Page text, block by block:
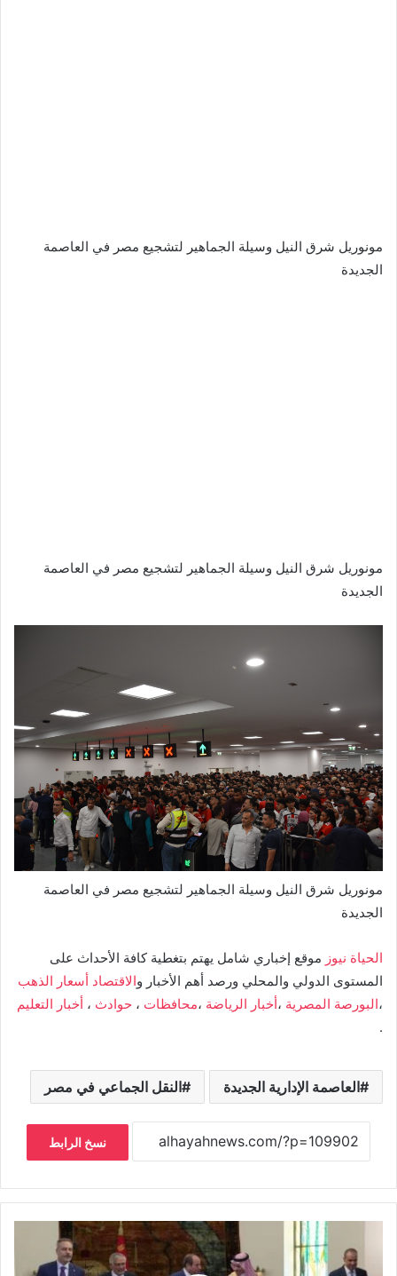
مونوريل شرق النيل وسيلة الجماهير لتشجيع مصر في العاصمة
الجديدة
مونوريل شرق النيل وسيلة الجماهير لتشجيع مصر في العاصمة
الجديدة
مونوريل شرق النيل وسيلة الجماهير لتشجيع مصر في العاصمة
الجديدة
الحياة نيوز موقع إخباري شامل يهتم بتغطية كافة الأحداث على
المستوى الدولي والمحلي ورصد أهم الأخبار والاقتصاد أسعار الذهب
،البورصة المصرية ،أخبار الرياضة ،محافظات ، حوادث ، أخبار التعليم
.
العاصمة الإدارية الجديدة النقل الجماعي في مصر
نسخ الرابط